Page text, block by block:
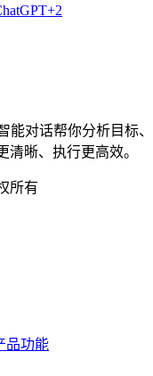
+2
能对话帮你分析目标
清晰、执行更高效。
所有
品功能